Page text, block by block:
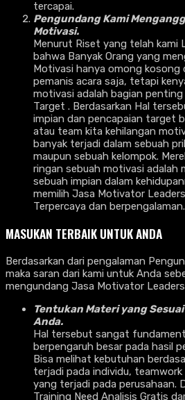
tercapai.
Pengundang Kami
Motivasi.
Menurut Riset yang telah kami
bahwa Banyak Orang yang
Motivasi hanya omong kosong
pemanis acara saja, tetapi
motivasi adalah bagian penting
Target . Berdasarkan Hal
impian dan pencapaian target
atau team kita kehilangan
banyak terjadi dalam sebuah
maupun sebuah kelompok.
ringan sebuah motivasi adalah
sebuah impian dalam
memilih Jasa Motivator
Terpercaya dan berpengalaman.
MASUKAN TERBAIK UNTUK ANDA
Berdasarkan dari pengalaman
maka saran dari kami untuk Anda
mengundang Jasa Motivator
Tentukan Materi yang
Anda.
Hal tersebut sangat
berpengaruh besar pada hasil
Bisa melihat kebutuhan
terjadi pada individu,
yang terjadi pada perusahaan.
Training Need Analisis Gratis